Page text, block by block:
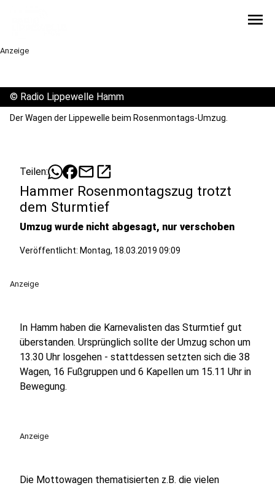
menu
Anzeige
© Radio Lippewelle Hamm
Der Wagen der Lippewelle beim Rosenmontags-Umzug.
Teilen: mailopen_in_new
Hammer Rosenmontagszug trotzt
dem Sturmtief
Umzug wurde nicht abgesagt, nur verschoben
Veröffentlicht: Montag, 18.03.2019 09:09
Anzeige
In Hamm haben die Karnevalisten das Sturmtief gut
überstanden. Ursprünglich sollte der Umzug schon um
13.30 Uhr losgehen - stattdessen setzten sich die 38
Wagen, 16 Fußgruppen und 6 Kapellen um 15.11 Uhr in
Bewegung.
Anzeige
Die Mottowagen thematisierten z.B. die vielen